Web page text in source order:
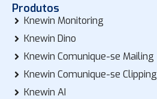
Produtos
Knewin Monitoring
Knewin Dino
Knewin Comunique-se Mailing
Knewin Comunique-se Clipping
Knewin AI